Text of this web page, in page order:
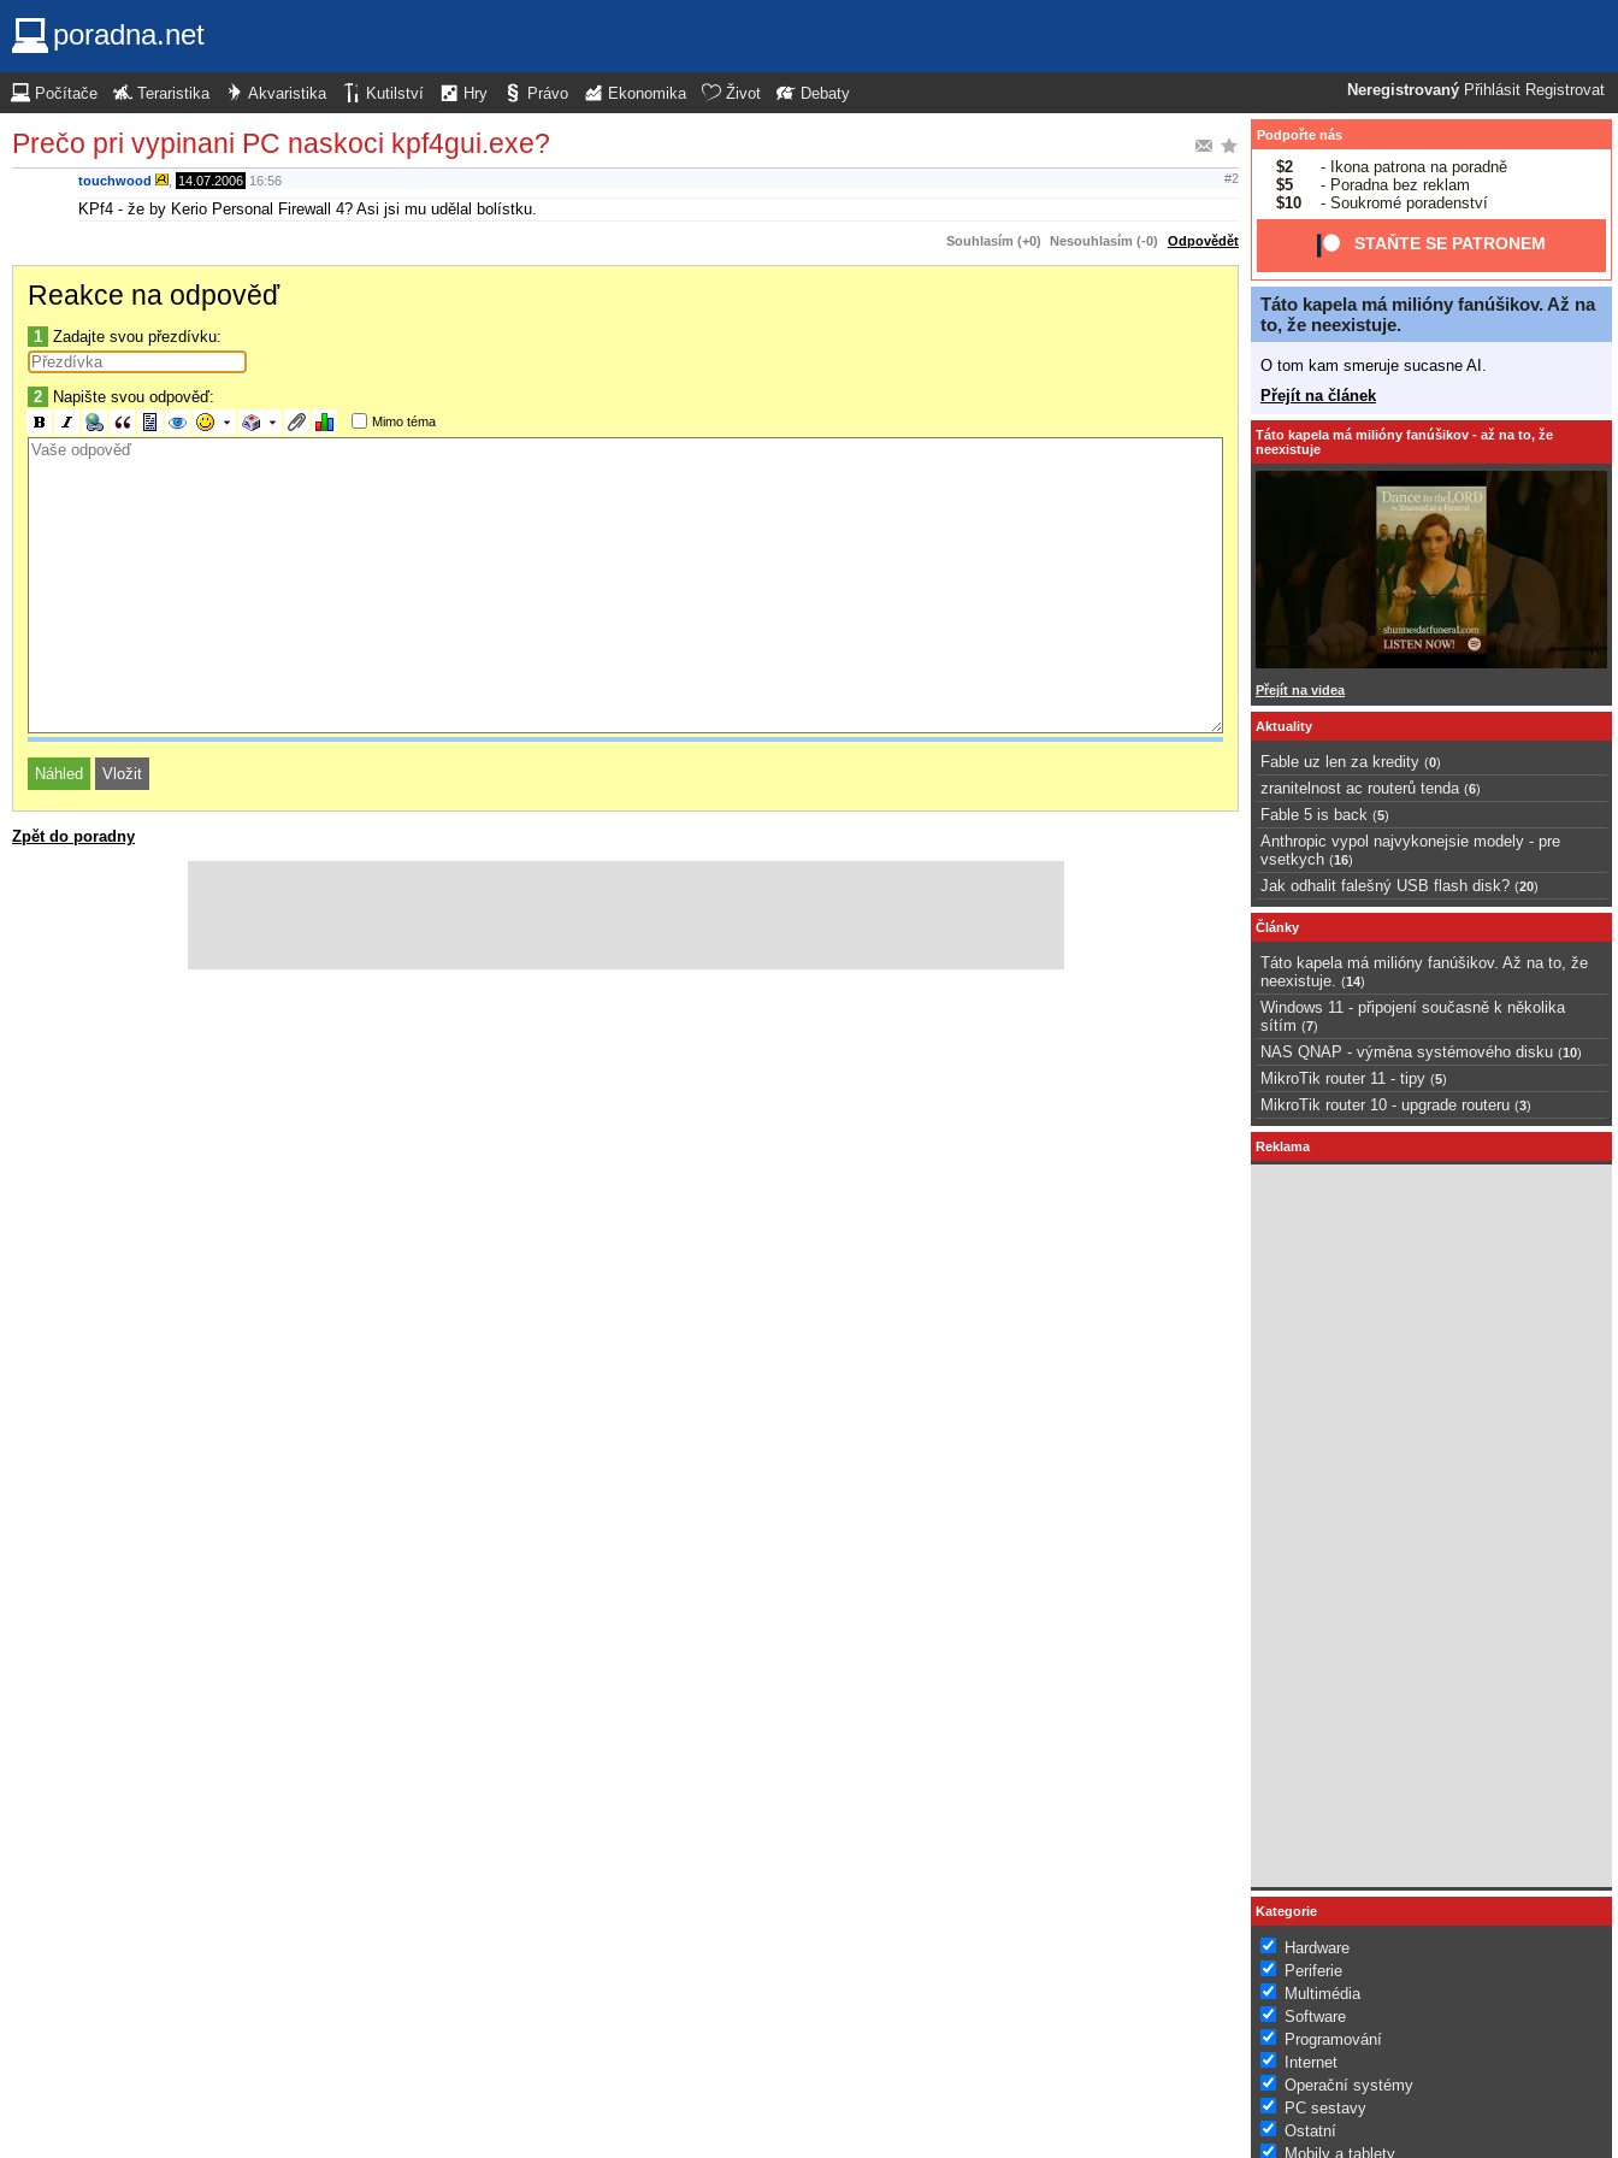
poradna.net
Neregistrovaný Přihlásit Registrovat
Počítače Teraristika Akvaristika Kutilství Hry Právo Ekonomika Život Debaty
Prečo pri vypinani PC naskoci kpf4gui.exe?
touchwood 14.07.2006 16:56 #2
KPf4 - že by Kerio Personal Firewall 4? Asi jsi mu udělal bolístku.
Souhlasím (+0) Nesouhlasím (-0) Odpovědět
Reakce na odpověď
1 Zadajte svou přezdívku:
2 Napište svou odpověď:
Mimo téma
Zpět do poradny
Podpořte nás
$2
- Ikona patrona na poradně
$5
- Poradna bez reklam
$10
- Soukromé poradenství
STAŇTE SE PATRONEM
Táto kapela má milióny fanúšikov. Až na
to, že neexistuje.
O tom kam smeruje sucasne AI.
Přejít na článek
Táto kapela má milióny fanúšikov - až na to, že
neexistuje
Přejít na videa
Aktuality
Fable uz len za kredity (0)
zranitelnost ac routerů tenda (6)
Fable 5 is back (5)
Anthropic vypol najvykonejsie modely - pre
vsetkych (16)
Jak odhalit falešný USB flash disk? (20)
Články
Táto kapela má milióny fanúšikov. Až na to, že
neexistuje.
(14)
Windows 11 - připojení současně k několika
sítím (7)
NAS QNAP - výměna systémového disku (10)
MikroTik router 11 - tipy (5)
MikroTik router 10 - upgrade routeru (3)
Reklama
Kategorie
Hardware
Periferie
Multimédia
Software
Programování
Internet
Operační systémy
PC sestavy
Ostatní
Mobily a tablety